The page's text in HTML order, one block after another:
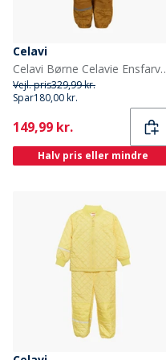
Celavi
Celavi Børne Celavie
Vejl. pris329,99 kr.
Spar180,00 kr.
Current
149,99 kr.
Halv pris eller mindre